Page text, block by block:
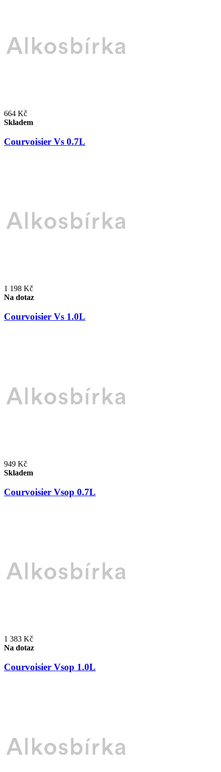
664 Kč
Skladem
Courvoisier Vs 0.7L
1 198 Kč
Na dotaz
Courvoisier Vs 1.0L
949 Kč
Skladem
Courvoisier Vsop 0.7L
1 383 Kč
Na dotaz
Courvoisier Vsop 1.0L